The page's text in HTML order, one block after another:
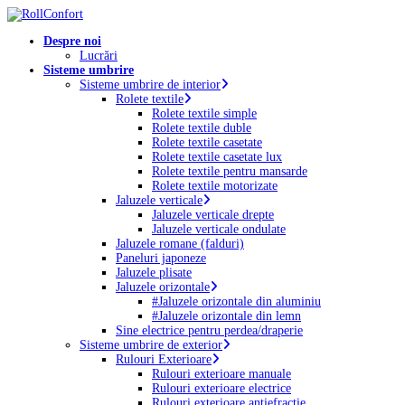
Skip
main
Menu
Despre noi
Lucrări
Sisteme umbrire
Sisteme umbrire de interior
Rolete textile
Rolete textile simple
Rolete textile duble
Rolete textile casetate
Rolete textile casetate lux
Rolete textile pentru mansarde
Rolete textile motorizate
Jaluzele verticale
Jaluzele verticale drepte
Jaluzele verticale ondulate
Jaluzele romane (falduri)
Paneluri japoneze
Jaluzele plisate
Jaluzele orizontale
#Jaluzele orizontale din aluminiu
#Jaluzele orizontale din lemn
Sine electrice pentru perdea/draperie
Sisteme umbrire de exterior
Rulouri Exterioare
Rulouri exterioare manuale
Rulouri exterioare electrice